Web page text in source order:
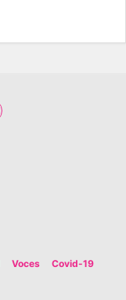
Voces Covid-19